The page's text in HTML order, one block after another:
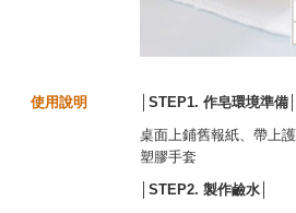
使用說明 │STEP1. 作皂環境準備
桌面上鋪舊報紙、帶上
塑膠手套
│STEP2. 製作鹼水│